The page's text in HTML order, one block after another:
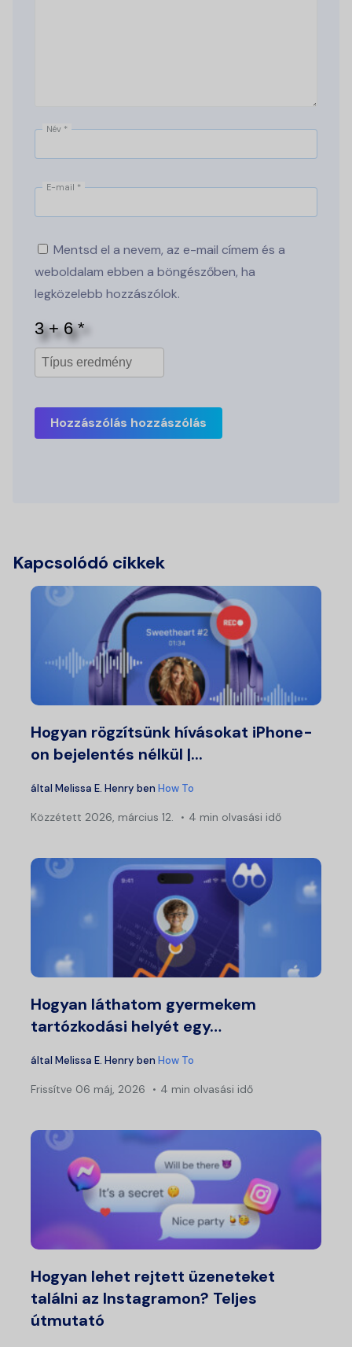
Név *
E-mail *
Mentsd el a nevem, az e-mail címem és a
weboldalam ebben a böngészőben, ha
legközelebb hozzászólok.
Hozzászólás hozzászólás
Kapcsolódó cikkek
Hogyan rögzítsünk hívásokat iPhone-
on bejelentés nélkül |...
által Melissa E. Henry ben How To
Közzétett 2026, március 12. 4 min olvasási idő
Hogyan láthatom gyermekem
tartózkodási helyét egy…
által Melissa E. Henry ben How To
Frissítve 06 máj, 2026 4 min olvasási idő
Hogyan lehet rejtett üzeneteket
találni az Instagramon? Teljes
útmutató